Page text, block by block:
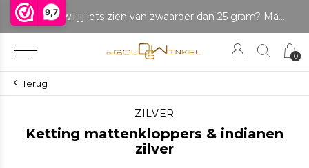
9,7
0
LET OP: wil jij iets zien van zwaarder dan 25 gram? Maak dan een afspraak om het product te bekijken. Producten boven de 25 gram NIET aanwezig in winkel.
Terug
ZILVER
Ketting mattenkloppers & indianen
zilver